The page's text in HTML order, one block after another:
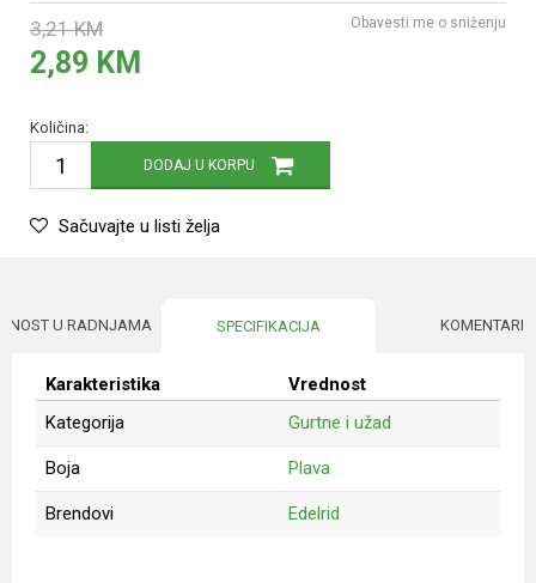
3,21 KM
2,89 KM
Obavesti me o sniženju
Količina:
DODAJ U KORPU
Sačuvajte u listi želja
U RADNJAMA SPECIFIKACIJA KOMENTARI
Karakteristika
Vrednost
Kategorija
Gurtne i užad
Boja Plava
Brendovi Edelrid